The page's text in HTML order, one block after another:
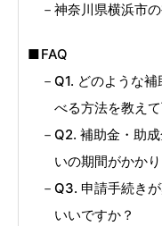
神奈川県横浜市
FAQ
Q1. どのような
べる方法を教えて
Q2. 補助金・助
いの期間がかか
Q3. 申請手続き
いいですか？